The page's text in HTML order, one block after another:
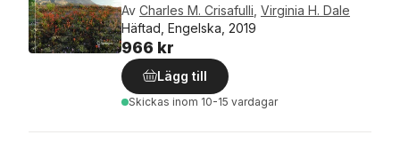
Av Charles M. Crisafulli Virginia H. Dale
Häftad, Engelska, 2019
966 kr
Lägg till
Skickas inom 10-15 vardagar